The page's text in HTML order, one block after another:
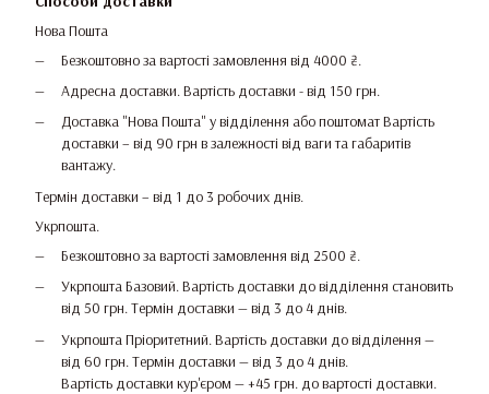
Нова Пошта
Безкоштовно за вартості замовлення від 4000 ₴.
Адресна доставки. Вартість доставки - від 150 грн.
Доставка "Нова Пошта" у відділення або поштомат Вартість
доставки – від 90 грн в залежності від ваги та габаритів
вантажу.
Термін доставки – від 1 до 3 робочих днів.
Укрпошта.
Безкоштовно за вартості замовлення від 2500 ₴.
Укрпошта Базовий. Вартість доставки до відділення становить
від 50 грн. Термін доставки — від 3 до 4 днів.
Укрпошта Пріоритетний. Вартість доставки до відділення —
від 60 грн. Термін доставки — від 3 до 4 днів.
Вартість доставки кур'єром — +45 грн. до вартості доставки.